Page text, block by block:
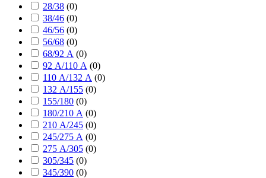
28/38 (0)
38/46 (0)
46/56 (0)
56/68 (0)
68/92 А (0)
92 А/110 А (0)
110 А/132 А (0)
132 А/155 (0)
155/180 (0)
180/210 А (0)
210 А/245 (0)
245/275 А (0)
275 А/305 (0)
305/345 (0)
345/390 (0)